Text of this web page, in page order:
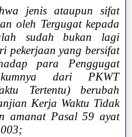
jenis ataupun sifat
oleh Tergugat kepada
sudah bukan lagi
pekerjaan yang bersifat
para Penggugat
dari PKWT
Tertentu) berubah
Kerja Waktu Tidak
amanat Pasal 59 ayat